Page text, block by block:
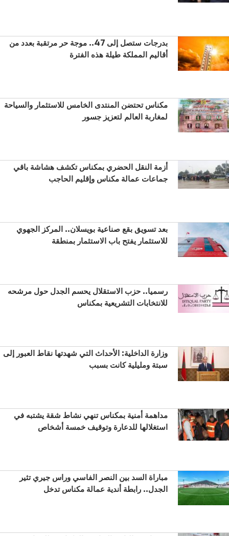
بدرجات ستصل إلى 47.. موجة حر مرتقبة بعدد من
أقاليم المملكة طيلة هذه الفترة
مكناس تحتضن المنتدى الخامس للاستثمار والسياحة
لمغاربة العالم لتعزيز جسور
أزمة النقل الحضري بمكناس تكشف هشاشة باقي
جماعات عمالة مكناس وإقليم الحاجب
بعد تسويق بقع صناعية بويسلان.. المركز الجهوي
للاستثمار يفتح باب الاستثمار بمنطقة
رسميا.. حزب الاستقلال يحسم الجدل حول مرشحه
للانتخابات التشريعية بمكناس
وزارة الداخلية: الأحداث التي شهدتها نقاط العبور إلى
سبتة ومليلية كانت بسبب
مداهمة أمنية بمكناس تنهي نشاط شقة يشتبه في
استغلالها للدعارة وتوقيف خمسة أشخاص
مباراة السد بين النصر الفاسي وراس جيري تثير
الجدل.. رابطة أندية عمالة مكناس تدخل